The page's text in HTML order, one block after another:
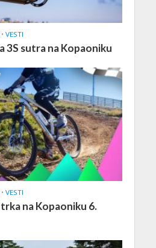
• VESTI
3S sutra na Kopaoniku
• VESTI
na Kopaoniku 6.